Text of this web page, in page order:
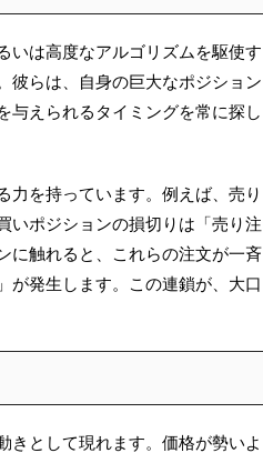
いは高度なアルゴリズムを駆使す
彼らは、自身の巨大なポジション
与えられるタイミングを常に探し
力を持っています。例えば、売り
いポジションの損切りは「売り注
に触れると、これらの注文が一斉
が発生します。この連鎖が、大口
きとして現れます。価格が勢いよ